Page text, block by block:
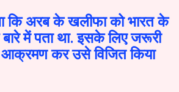
कि अरब के खलीफा को भारत के
में पता था. इसके लिए जरूरी
आक्रमण कर उसे विजित किया